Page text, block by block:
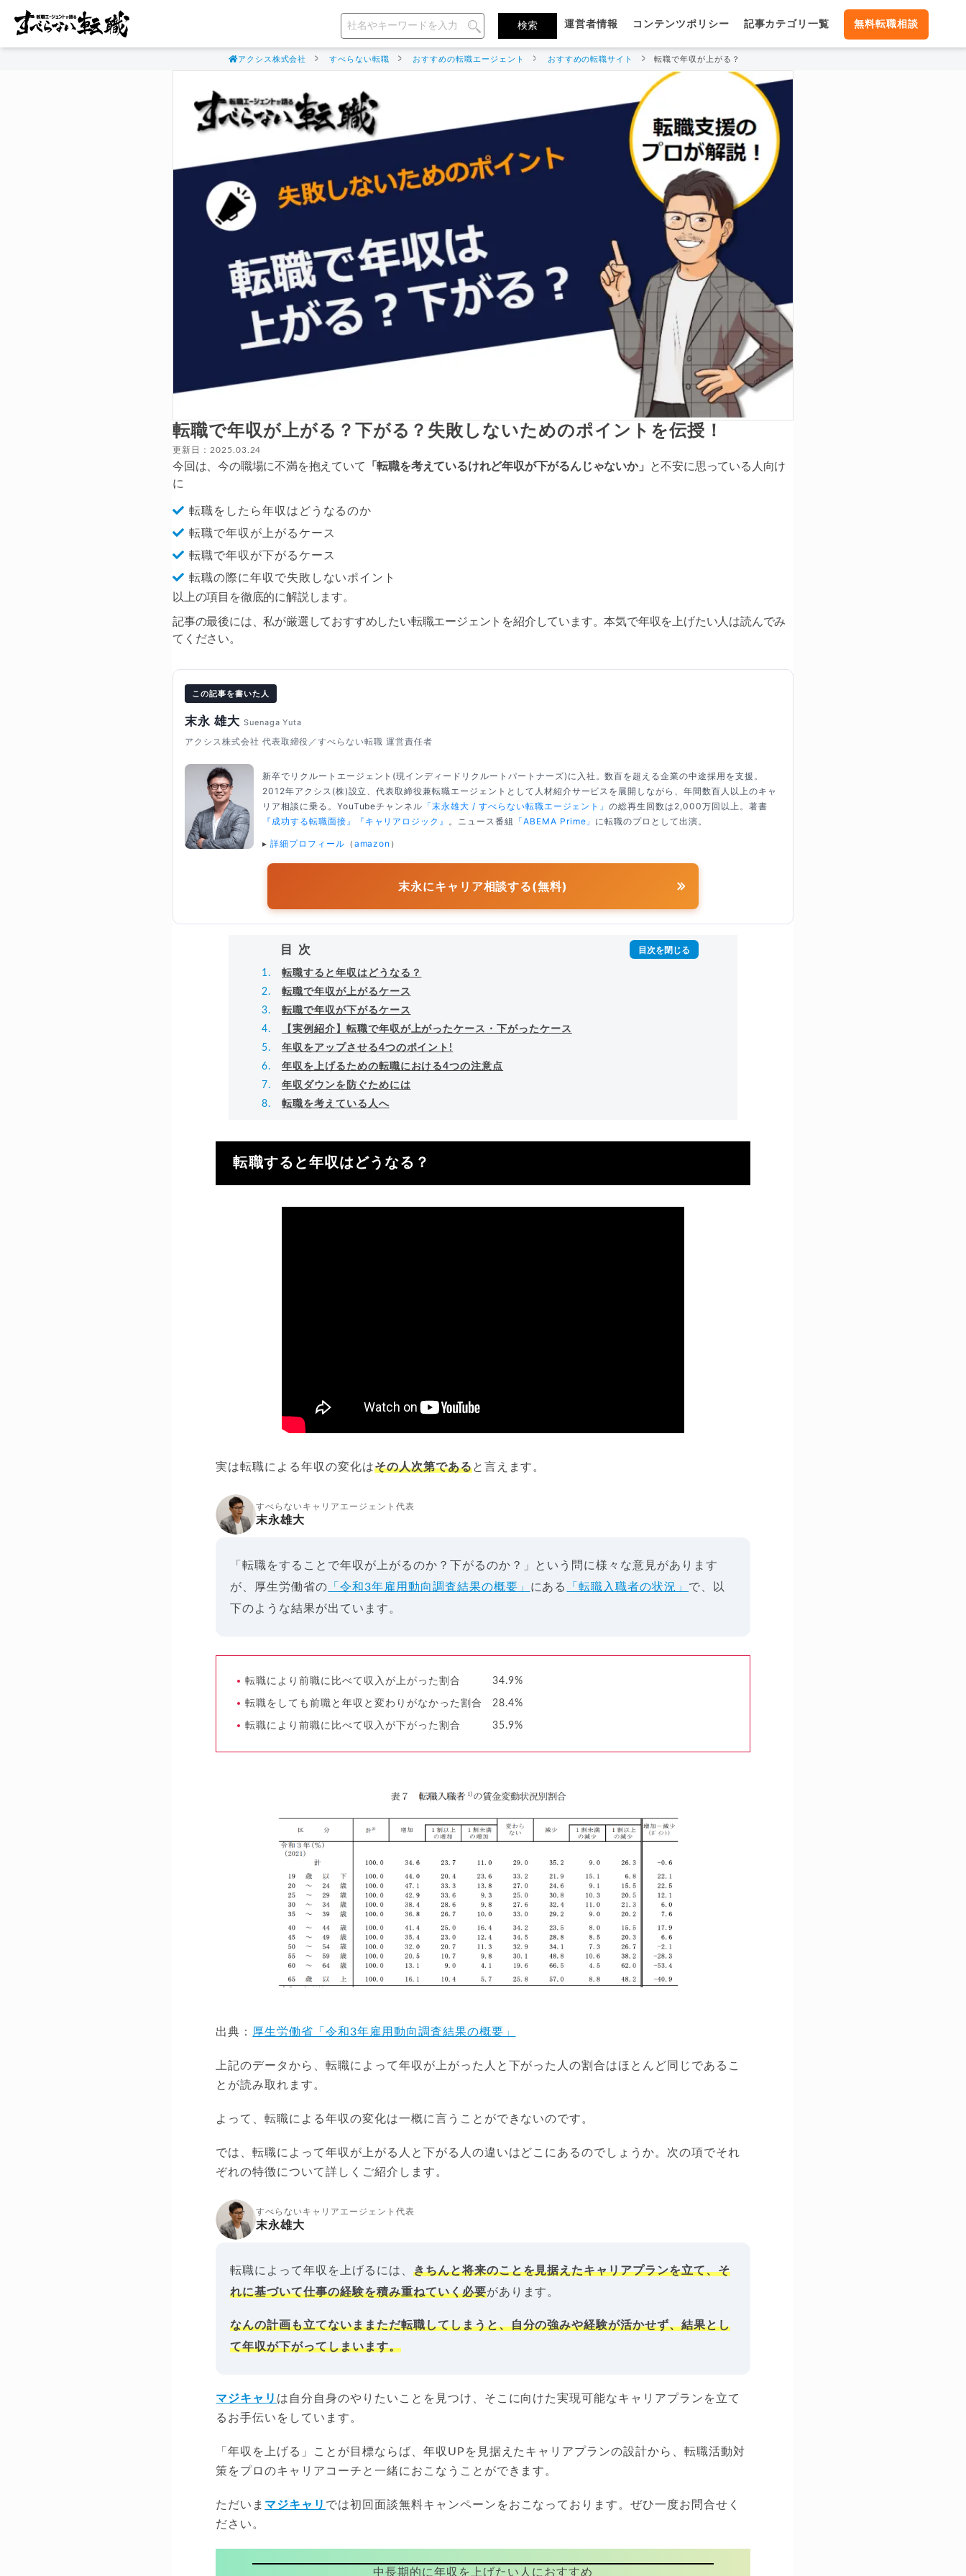
運営者情報 コンテンツポリシー 記事カテゴリ一覧 無料転職相談
アクシス株式会社 すべらない転職 おすすめの転職エージェント おすすめの転職サイト 転職で年収が上がる？下がる？失敗しないためのポイントを伝授！
転職で年収が上がる？下がる？失敗しないためのポイントを伝授！
更新日：2025.03.24
今回は、今の職場に不満を抱えていて 「転職を考えているけれど年収が下がるんじゃないか」
と不安に思っている人向け
に
転職をしたら年収はどうなるのか
転職で年収が上がるケース
転職で年収が下がるケース
転職の際に年収で失敗しないポイント
以上の項目を徹底的に解説します。
記事の最後には、私が厳選しておすすめしたい転職エージェントを紹介しています。本気で年収を上げたい人は読んでみ
てください。
この記事を書いた人
末永 雄大 Suenaga Yuta
アクシス株式会社 代表取締役／すべらない転職 運営責任者
新卒でリクルートエージェント(現インディードリクルートパートナーズ)に入社。数百を超える企業の中途採用を支援。
2012年アクシス(株)設立、代表取締役兼転職エージェントとして人材紹介サービスを展開しながら、年間数百人以上のキャ
リア相談に乗る。YouTubeチャンネル 「末永雄大 / すべらない転職エージェント」の総再生回数は2,000万回以上。著書
『成功する転職面接』
『キャリアロジック』 。ニュース番組 「ABEMA Prime」 に転職のプロとして出演。
▸ 詳細プロフィール （ amazon ）
末永にキャリア相談する(無料)
目次
転職すると年収はどうなる？
転職で年収が上がるケース
転職で年収が下がるケース
【実例紹介】転職で年収が上がったケース・下がったケース
年収をアップさせる4つのポイント!
年収を上げるための転職における4つの注意点
年収ダウンを防ぐためには
転職を考えている人へ
転職すると年収はどうなる？
実は転職による年収の変化はその人次第であると言えます。
すべらないキャリアエージェント代表
末永雄大
「転職をすることで年収が上がるのか？下がるのか？」という問に様々な意見があります
が、厚生労働省の 「令和3年雇用動向調査結果の概要」 にある 「転職入職者の状況」 で、以
下のような結果が出ています。
転職により前職に比べて収入が上がった割合 34.9%
転職をしても前職と年収と変わりがなかった割合 28.4%
転職により前職に比べて収入が下がった割合 35.9%
出典： 厚生労働省「令和3年雇用動向調査結果の概要」
上記のデータから、転職によって年収が上がった人と下がった人の割合はほとんど同じであるこ
とが読み取れます。
よって、転職による年収の変化は一概に言うことができないのです。
では、転職によって年収が上がる人と下がる人の違いはどこにあるのでしょうか。次の項でそれ
ぞれの特徴について詳しくご紹介します。
すべらないキャリアエージェント代表
末永雄大
転職によって年収を上げるには、 きちんと将来のことを見据えたキャリアプランを立て、そ
れに基づいて仕事の経験を積み重ねていく必要があります。
なんの計画も立てないままただ転職してしまうと、自分の強みや経験が活かせず、結果とし
て年収が下がってしまいます。
マジキャリ は自分自身のやりたいことを見つけ、そこに向けた実現可能なキャリアプランを立て
るお手伝いをしています。
「年収を上げる」ことが目標ならば、年収UPを見据えたキャリアプランの設計から、転職活動対
策をプロのキャリアコーチと一緒におこなうことができます。
ただいま マジキャリ では初回面談無料キャンペーンをおこなっております。ぜひ一度お問合せく
ださい。
中長期的に年収を上げたい人におすすめ